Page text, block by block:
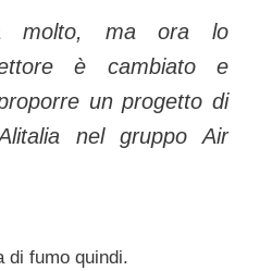
molto, ma ora lo
è cambiato e
un progetto di
nel gruppo Air
di fumo quindi.